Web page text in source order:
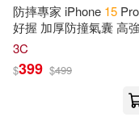
Wassel(260)
本書編委會(241)
高等教育出版
可新加坡店取
可菲律賓店取
防摔專家 iPhone 15
好握 加厚防撞氣囊 高
殼 藍
3C
$399 $499